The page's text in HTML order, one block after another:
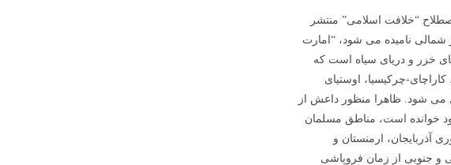
“خلافت اسلامی” منتشر
شمالی نامیده می شود، “امارت
خزر و دریای سیاه است که
کاراچای-چرکیسیا، اوستیای
می شود. ظاهرا منظور داعش از
خوانده است، مناطق مسلمان
آذربایجان، ارمنستان و
و جنوبی از زمان فروپاشی